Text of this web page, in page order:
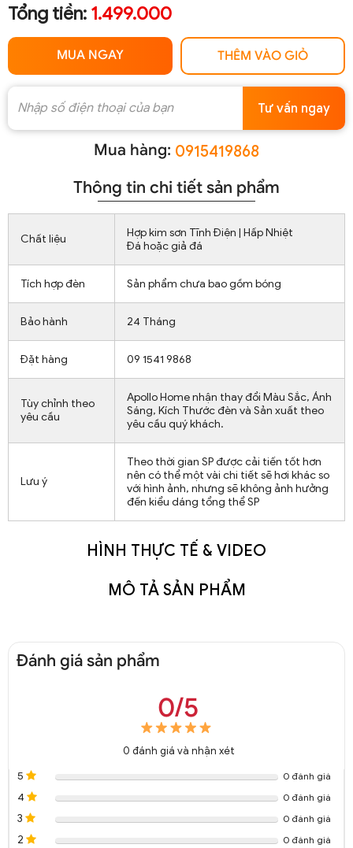
Tổng tiền: 1.499.000
MUA NGAY THÊM VÀO GIỎ
Tư vấn ngay
Mua hàng: 0915419868
Thông tin chi tiết sản phẩm
Chất liệu
Hợp kim sơn Tĩnh Điện | Hấp Nhiệt
Đá hoặc giả đá
Tích hợp đèn Sản phẩm chưa bao gồm bóng
Bảo hành 24 Tháng
Đặt hàng 09 1541 9868
Tùy chỉnh theo
yêu cầu
Apollo Home nhận thay đổi Màu Sắc, Ánh
Sáng, Kích Thước đèn và Sản xuất theo
yêu cầu quý khách.
Lưu ý
Theo thời gian SP được cải tiến tốt hơn
nên có thể một vài chi tiết sẽ hơi khác so
với hình ảnh, nhưng sẽ không ảnh hưởng
đến kiểu dáng tổng thể SP
HÌNH THỰC TẾ & VIDEO
MÔ TẢ SẢN PHẨM
Đánh giá sản phẩm
0/5
0 đánh giá và nhận xét
5
0 đánh giá
4 0 đánh giá
3 0 đánh giá
2 0 đánh giá